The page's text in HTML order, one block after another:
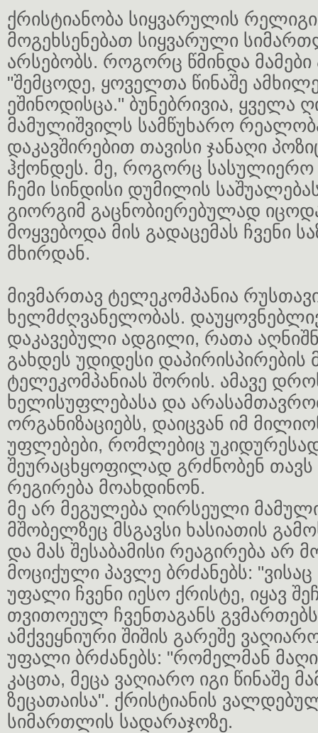
ქრისტიანობა სიყვარულის
მოგეხსენებათ სიყვარული
არსებობს. როგორც წმინდა მამები
"შემცოდე, ყოველთა წინაშე
ეშინოდისცა." ბუნებრივია, ყველა
მამულიშვილს სამწუხარო
დაკავშირებით თავისი ჯანაღი
ჰქონდეს. მე, როგორც სასულიერო
ჩემი სინდისი დუმილის
გიორგიმ გაცნობიერებულად
მოყვებოდა მის გადაცემას ჩვენი
მხირდან.
მივმართავ ტელეკომპანია
ხელმძღვანელობას.
დაკავებული ადგილი, რათა
გახდეს უდიდესი დაპირისპირების
ტელეკომპანიას შორის. ამავე
ხელისუფლებასა და
ორგანიზაციებს, დაიცვან იმ
უფლებები, რომლებიც
შეურაცხყოფილად გრძნობენ თავს
რეგირება მოახდინონ.
მე არ მეგულება ღირსეული
მშობელზეც მსგავსი ხასიათის
და მას შესაბამისი რეაგირება არ
მოციქული პავლე ბრძანებს:
უფალი ჩვენი იესო ქრისტე, იყავ
თვითოეულ ჩვენთაგანს
ამქვეყნიური შიშის გარეშე
უფალი ბრძანებს: "რომელმან
კაცთა, მეცა ვაღიარო იგი წინაშე
ზეცათაისა". ქრისტიანის
სიმართლის სადარაჯოზე.